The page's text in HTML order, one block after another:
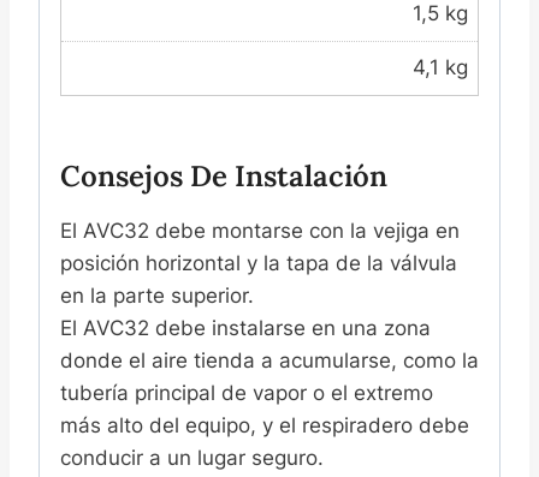
1,5 kg
4,1 kg
Consejos De Instalación
El AVC32 debe montarse con la vejiga en
posición horizontal y la tapa de la válvula
en la parte superior.
El AVC32 debe instalarse en una zona
donde el aire tienda a acumularse, como la
tubería principal de vapor o el extremo
más alto del equipo, y el respiradero debe
conducir a un lugar seguro.